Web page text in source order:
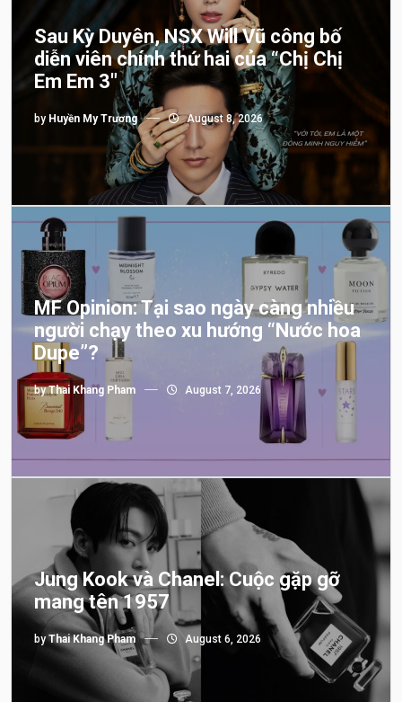
Sau Kỳ Duyên, NSX Will Vũ công bố
diễn viên chính thứ hai của “Chị Chị
Em Em 3″
by Huyền My Trương August 8, 2026
MF Opinion: Tại sao ngày càng nhiều
người chạy theo xu hướng “Nước hoa
Dupe”?
byThai Khang Pham August 7, 2026
Jung Kook và Chanel: Cuộc gặp gỡ
mang tên 1957
byThai Khang Pham August 6, 2026